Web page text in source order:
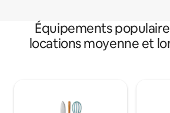
Équipements
locations moyenne et